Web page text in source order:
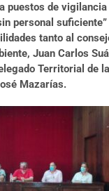
puestos de
personal
tanto al
Juan Carlos
Territorial de
Mazarías.